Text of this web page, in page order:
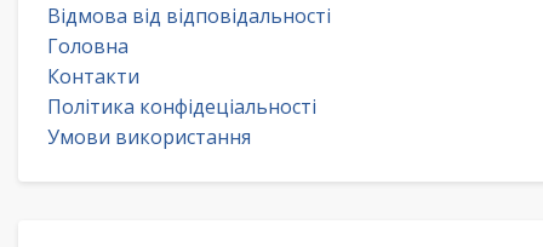
Відмова від відповідальності
Головна
Контакти
Політика конфідеціальності
Умови використання